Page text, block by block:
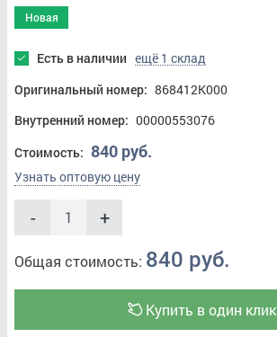
Новая
Есть в наличии ещё 1 склад
Оригинальный номер: 868412K000
Внутренний номер: 00000553076
Стоимость: 840 руб.
Узнать оптовую цену
+
-
Общая стоимость: 840 руб.
Купить в один клик